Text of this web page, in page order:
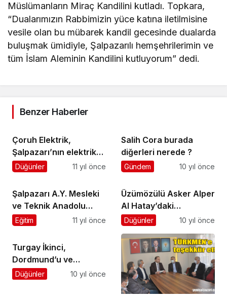
Müslümanların Miraç Kandilini kutladı. Topkara,
“Dualarımızın Rabbimizin yüce katına iletilmisine
vesile olan bu mübarek kandil gecesinde dualarda
buluşmak ümidiyle, Şalpazarılı hemşehrilerimin ve
tüm İslam Aleminin Kandilini kutluyorum” dedi.
Benzer Haberler
Çoruh Elektrik,
Şalpazarı’nın elektrik
sorunlarını dinledi
Düğünler 11 yıl önce
Salih Cora burada
diğerleri nerede ?
Gündem 10 yıl önce
Şalpazarı A.Y. Mesleki
ve Teknik Anadolu
Lisesi 28 yeni mezun
Eğitim 11 yıl önce
Üzümözülü Asker Alper
Al Hatay’daki
patlamada şehit oldu
Düğünler 10 yıl önce
Turgay İkinci,
Dordmund’u ve
Şalpazarı’nın geldiği
Düğünler 10 yıl önce